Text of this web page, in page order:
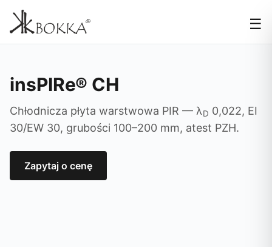
☰
insPIRe® CH
Chłodnicza płyta warstwowa PIR — λD 0,022, EI
30/EW 30, grubości 100–200 mm, atest PZH.
Zapytaj o cenę